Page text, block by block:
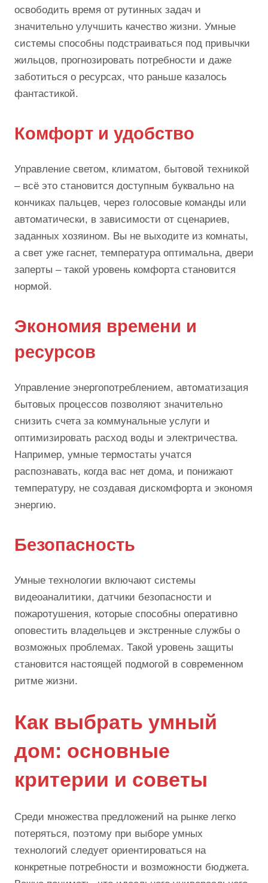
освободить время от рутинных задач и
значительно улучшить качество жизни. Умные
системы способны подстраиваться под привычки
жильцов, прогнозировать потребности и даже
заботиться о ресурсах, что раньше казалось
фантастикой.
Комфорт и удобство
Управление светом, климатом, бытовой техникой
– всё это становится доступным буквально на
кончиках пальцев, через голосовые команды или
автоматически, в зависимости от сценариев,
заданных хозяином. Вы не выходите из комнаты,
а свет уже гаснет, температура оптимальна, двери
заперты – такой уровень комфорта становится
нормой.
Экономия времени и
ресурсов
Управление энергопотреблением, автоматизация
бытовых процессов позволяют значительно
снизить счета за коммунальные услуги и
оптимизировать расход воды и электричества.
Например, умные термостаты учатся
распознавать, когда вас нет дома, и понижают
температуру, не создавая дискомфорта и экономя
энергию.
Безопасность
Умные технологии включают системы
видеоаналитики, датчики безопасности и
пожаротушения, которые способны оперативно
оповестить владельцев и экстренные службы о
возможных проблемах. Такой уровень защиты
становится настоящей подмогой в современном
ритме жизни.
Как выбрать умный
дом: основные
критерии и советы
Среди множества предложений на рынке легко
потеряться, поэтому при выборе умных
технологий следует ориентироваться на
конкретные потребности и возможности бюджета.